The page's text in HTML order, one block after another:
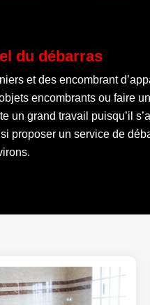
du débarras
et des encombrant
encombrants ou faire
grand travail puisqu’il
proposer un service de